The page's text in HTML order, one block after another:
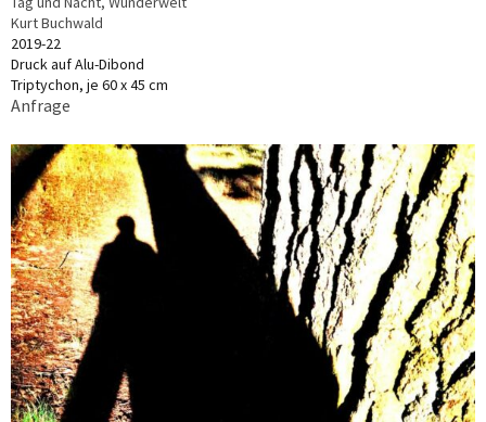
Kurt Buchwald
2019-22
Druck auf Alu-Dibond
Triptychon, je 60 x 45 cm
Anfrage